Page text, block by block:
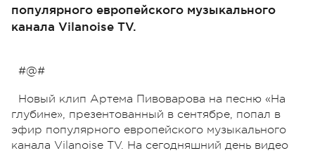
популярного европейского музыкального
канала Vilanoise TV.
#@#
Новый клип Артема Пивоварова на песню «На
глубине», презентованный в сентябре, попал в
эфир популярного европейского музыкального
канала Vilanoise TV. На сегодняшний день видео